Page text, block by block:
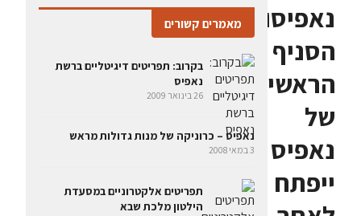
נאפיסולוגיה:
הסניף
הראשי
של
נאפיס
ייפתח
מאמרים קשורים
בקרוב: תפריטים דיגיטליים ברשת
נאפיס
26 בינואר 2009
נאפיס – כרוניקה של מנות גדולות מראש
3 במאי 2008
תפריטים אלקטרוניים במסעדת
הילטון מלכת שבא